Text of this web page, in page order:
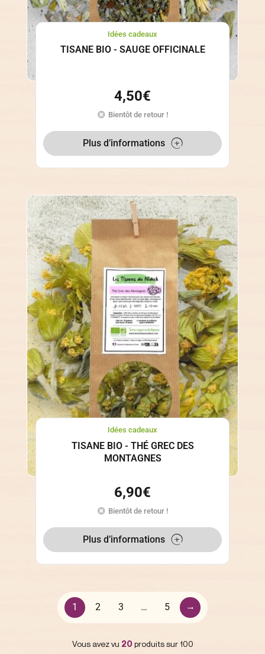
Idées cadeaux
TISANE BIO - SAUGE OFFICINALE
4,50€
Bientôt de retour !
Plus d’informations
Idées cadeaux
TISANE BIO - THÉ GREC DES
MONTAGNES
6,90€
Bientôt de retour !
Plus d’informations
1 2 3 … 5 →
Vous avez vu 20produits sur 100